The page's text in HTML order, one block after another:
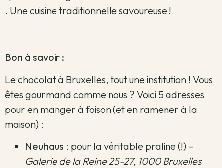
. Une cuisine traditionnelle savoureuse !
Bon à savoir :
Le chocolat à Bruxelles, tout une institution ! Vous
êtes gourmand comme nous ? Voici 5 adresses
pour en manger à foison (et en ramener à la
maison) :
Neuhaus : pour la véritable praline (!) –
Galerie de la Reine 25-27, 1000 Bruxelles